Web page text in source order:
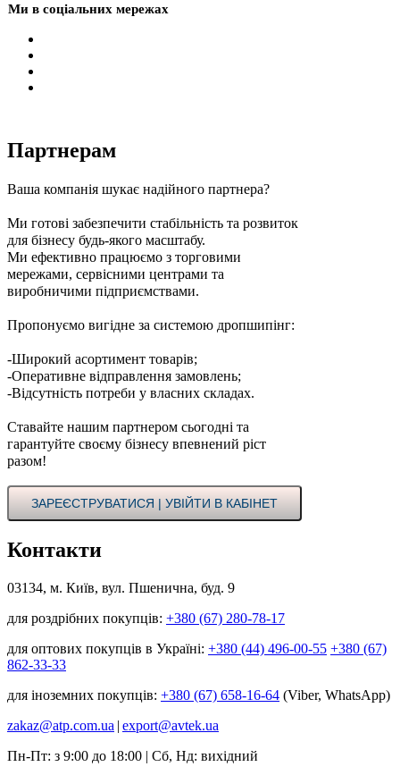
Ми в соціальних мережах
Партнерам
Ваша компанія шукає надійного партнера?
Ми готові забезпечити стабільність та розвиток
для бізнесу будь-якого масштабу.
Ми ефективно працюємо з торговими
мережами, сервісними центрами та
виробничими підприємствами.
Пропонуємо вигідне за системою дропшипінг:
-Широкий асортимент товарів;
-Оперативне відправлення замовлень;
-Відсутність потреби у власних складах.
Ставайте нашим партнером сьогодні та
гарантуйте своєму бізнесу впевнений ріст
разом!
ЗАРЕЄСТРУВАТИСЯ | УВІЙТИ В КАБІНЕТ
Контакти
03134, м. Київ, вул. Пшенична, буд. 9
для роздрібних покупців: +380 (67) 280-78-17
для оптових покупців в Україні: +380 (44) 496-00-55 +380 (67)
862-33-33
для іноземних покупців: +380 (67) 658-16-64 (Viber, WhatsApp)
zakaz@atp.com.ua | export@avtek.ua
Пн-Пт: з 9:00 до 18:00 | Сб, Нд: вихідний